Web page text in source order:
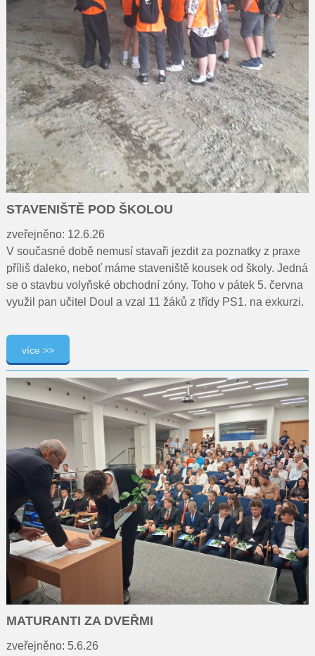
STAVENIŠTĚ POD ŠKOLOU
zveřejněno: 12.6.26
V současné době nemusí stavaři jezdit za poznatky z praxe
příliš daleko, neboť máme staveniště kousek od školy. Jedná
se o stavbu volyňské obchodní zóny. Toho v pátek 5. června
využil pan učitel Doul a vzal 11 žáků z třídy PS1. na exkurzi.
více >>
MATURANTI ZA DVEŘMI
zveřejněno: 5.6.26